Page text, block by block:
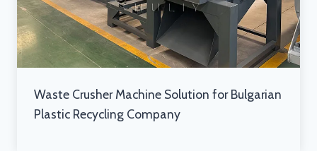
Waste Crusher Machine Solution for Bulgarian
Plastic Recycling Company